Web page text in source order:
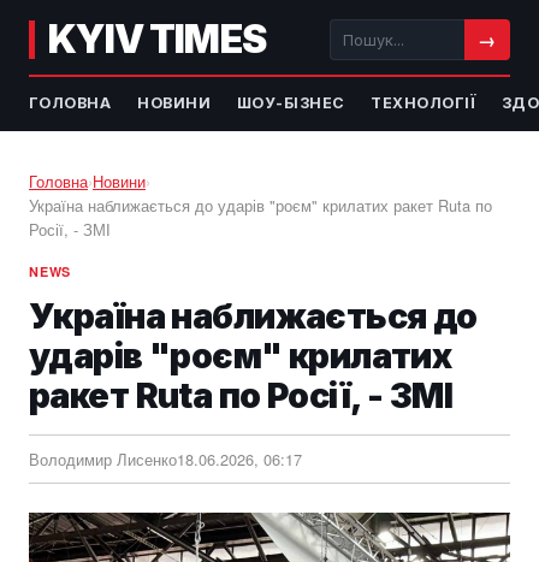
KYIV TIMES →
ГОЛОВНА НОВИНИ ШОУ-БІЗНЕС ТЕХНОЛОГІЇ
Головна›Новини›
Україна наближається до ударів "роєм" крилатих ракет Ruta по
Росії, - ЗМІ
NEWS
Україна наближається до
ударів "роєм" крилатих
ракет Ruta по Росії, - ЗМІ
Володимир Лисенко18.06.2026, 06:17